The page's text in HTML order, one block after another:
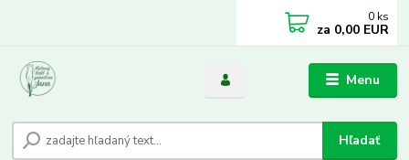
Menu
Hľadať
0 ks
za 0,00 EUR